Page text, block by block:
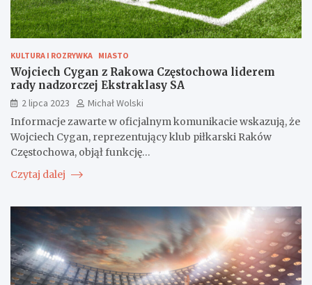
KULTURA I ROZRYWKA MIASTO
Wojciech Cygan z Rakowa Częstochowa liderem
rady nadzorczej Ekstraklasy SA
2 lipca 2023
Michał Wolski
Informacje zawarte w oficjalnym komunikacie wskazują, że
Wojciech Cygan, reprezentujący klub piłkarski Raków
Częstochowa, objął funkcję…
Czytaj dalej